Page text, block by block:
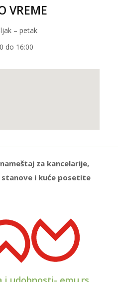
VREME
– petak
do 16:00
za kancelarije,
i kuće posetite